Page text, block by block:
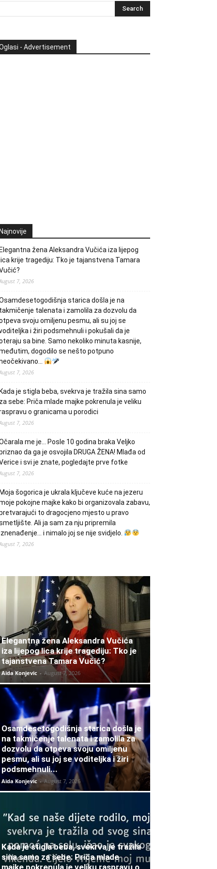
- Advertisement
žena Aleksandra Vučića iza lijepog
krije tragediju: Tko je tajanstvena Tamara
7, 2026
starica došla je na
talenata i zamolila za dozvolu da
svoju omiljenu pesmu, ali su joj se
i žiri podsmehnuli i pokušali da je
sa bine. Samo nekoliko minuta kasnije,
dogodilo se nešto potpuno
7, 2026
je stigla beba, svekrva je tražila sina samo
sebe: Priča mlade majke pokrenula je veliku
o granicama u porodici
7, 2026
me je… Posle 10 godina braka Veljko
da ga je osvojila DRUGA ŽENA! Mlađa od
i svi je znate, pogledajte prve fotke
7, 2026
šogorica je ukrala ključeve kuće na jezeru
pokojne majke kako bi organizovala zabavu,
to dragocjeno mjesto u pravo
Ali ja sam za nju pripremila
i nimalo joj se nije svidjelo.
7, 2026
Elegantna žena Aleksandra Vučića
iza lijepog lica krije tragediju: Tko je
tajanstvena Tamara Vučić?
Aida Konjevic - August 7, 2026
Osamdesetogodišnja starica došla je
na takmičenje talenata i zamolila za
dozvolu da otpeva svoju omiljenu
pesmu, ali su joj se voditeljka i žiri
podsmehnuli...
Aida Konjevic - August 7, 2026
Kada je stigla beba, svekrva je tražila
sina samo za sebe: Priča mlade
majke pokrenula je veliku raspravu o